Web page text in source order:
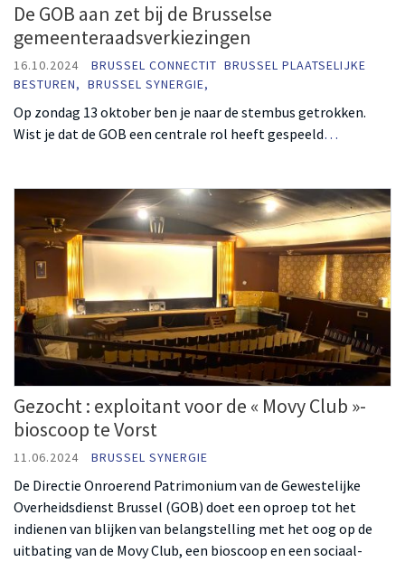
De GOB aan zet bij de Brusselse
gemeenteraadsverkiezingen
16.10.2024 BRUSSEL CONNECTIT BRUSSEL PLAATSELIJKE
BESTUREN, BRUSSEL SYNERGIE,
Op zondag 13 oktober ben je naar de stembus getrokken.
Wist je dat de GOB een centrale rol heeft gespeeld…
Gezocht : exploitant voor de « Movy Club »-
bioscoop te Vorst
11.06.2024 BRUSSEL SYNERGIE
De Directie Onroerend Patrimonium van de Gewestelijke
Overheidsdienst Brussel (GOB) doet een oproep tot het
indienen van blijken van belangstelling met het oog op de
uitbating van de Movy Club, een bioscoop en een sociaal-